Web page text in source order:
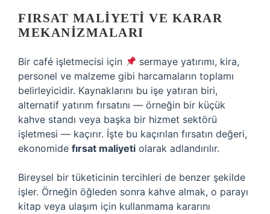
FIRSAT MALIYETI VE KARAR
MEKANIZMALARI
Bir café işletmecisi için
sermaye yatırımı, kira,
personel ve malzeme gibi harcamaların toplamı
belirleyicidir. Kaynaklarını bu işe yatıran biri,
alternatif yatırım fırsatını — örneğin bir küçük
kahve standı veya başka bir hizmet sektörü
işletmesi — kaçırır. İşte bu kaçırılan fırsatın değeri,
ekonomide fırsat maliyeti olarak adlandırılır.
Bireysel bir tüketicinin tercihleri de benzer şekilde
işler. Örneğin öğleden sonra kahve almak, o parayı
kitap veya ulaşım için kullanmama kararını